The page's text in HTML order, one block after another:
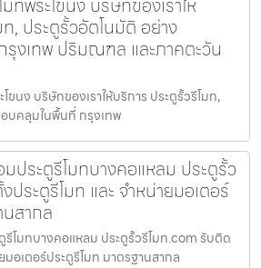
, ประตูรั้วอัตโนมัติ อย่าง
งเทพ ปริมณฑล และภาคตะวัน
ขนง บริษัทของเราให้บริการ ประตูรั้วรีโมท,
บคลุมในพื้นที่ กรุงเทพ
ประตูรีโมทบางคอแหลม ประตูรั้ว
ระตูรีโมท และ จำหน่ายมอเตอร์
สากล
โมทบางคอแหลม ประตูรั้วรีโมท.com รับติด
มอเตอร์ประตูรีโมท มาตรฐานสากล